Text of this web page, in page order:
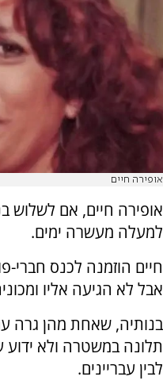
אופירה חיים
אופירה חיים, אם לשלוש
למעלה מעשרה ימים.
חיים הוזמנה לכנס חברי-
אבל לא הגיעה אליו
בנותיה, שאחת מהן גרה
תלונה במשטרה ולא
לבין עבריינים.